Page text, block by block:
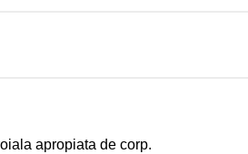
apropiata de corp.